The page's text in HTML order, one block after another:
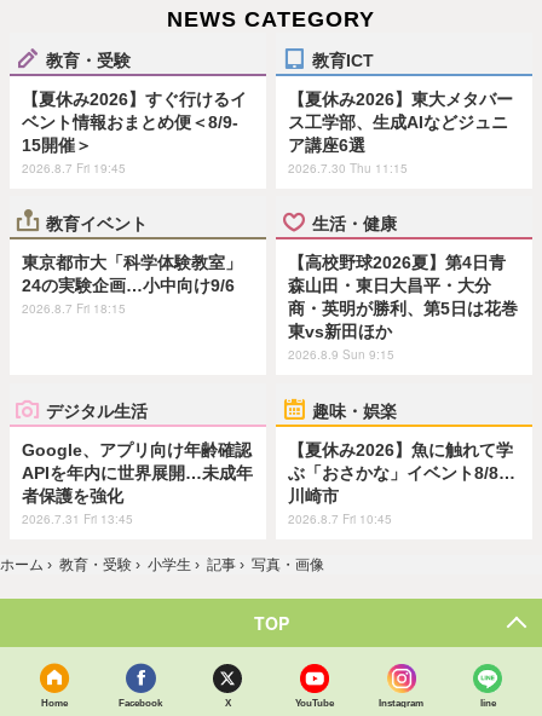
NEWS CATEGORY
教育・受験
【夏休み2026】すぐ行けるイ
ベント情報おまとめ便＜8/9-
15開催＞
2026.8.7 Fri 19:45
教育ICT
【夏休み2026】東大メタバー
ス工学部、生成AIなどジュニ
ア講座6選
2026.7.30 Thu 11:15
教育イベント
東京都市大「科学体験教室」
24の実験企画…小中向け9/6
2026.8.7 Fri 18:15
生活・健康
【高校野球2026夏】第4日青
森山田・東日大昌平・大分
商・英明が勝利、第5日は花巻
東vs新田ほか
2026.8.9 Sun 9:15
デジタル生活
Google、アプリ向け年齢確認
APIを年内に世界展開…未成年
者保護を強化
2026.7.31 Fri 13:45
趣味・娯楽
【夏休み2026】魚に触れて学
ぶ「おさかな」イベント8/8…
川崎市
2026.8.7 Fri 10:45
ホーム › 教育・受験 › 小学生 › 記事 › 写真・画像
TOP
Home Facebook X YouTube Instagram line